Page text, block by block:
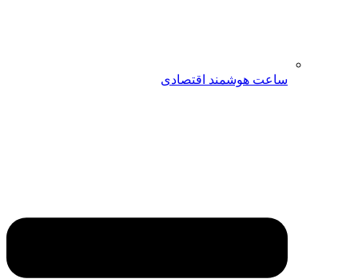
ساعت هوشمند اقتصادی